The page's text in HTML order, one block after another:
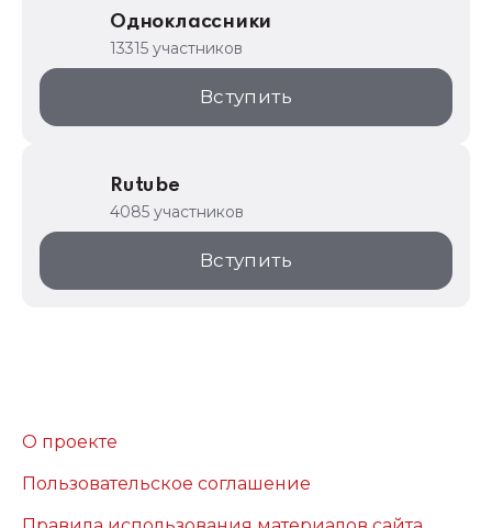
Одноклассники
13315 участников
Вступить
Rutube
4085 участников
Вступить
О проекте
Пользовательское соглашение